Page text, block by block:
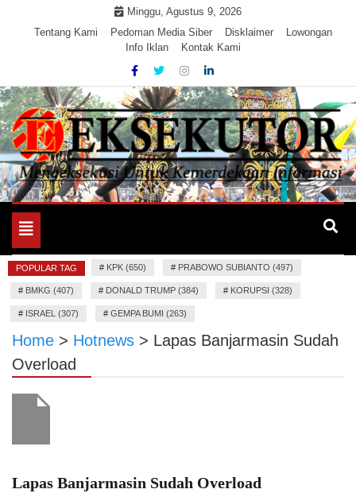
Minggu, Agustus 9, 2026
Tentang Kami
Pedoman Media Siber Disklaimer
Lowongan
Info Iklan
Kontak Kami
EKSEKUTOR
Mengeksekusi Berita Untuk Kemerdekaan dan Keadilan
Toggle
navigation
POPULAR TAG # KPK (650) # PRABOWO SUBIANTO (497)
# BMKG (407) # DONALD TRUMP (384) # KORUPSI (328)
# ISRAEL (307) # GEMPA BUMI (263)
Home > Hotnews > Lapas Banjarmasin Sudah
Overload
Lapas Banjarmasin Sudah Overload